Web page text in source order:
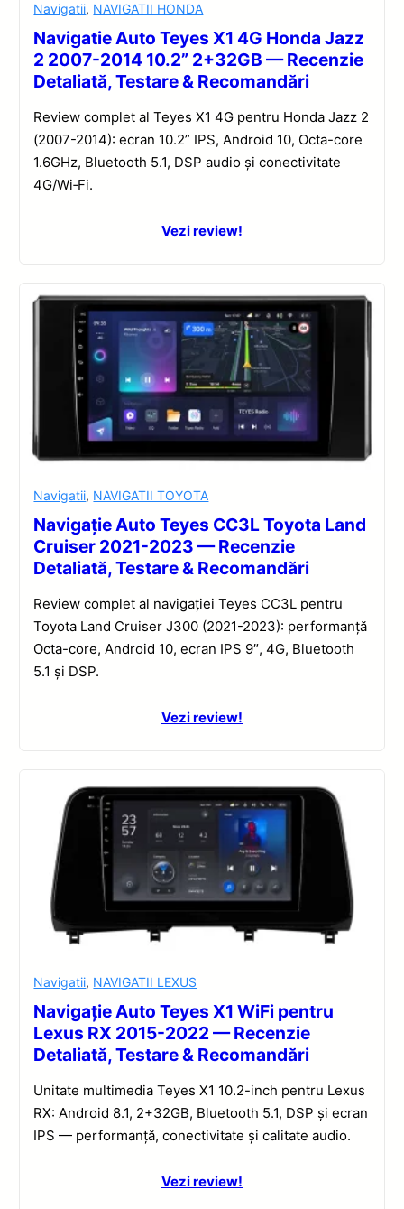
Navigatii, NAVIGATII HONDA
Navigatie Auto Teyes X1 4G Honda Jazz
2 2007-2014 10.2” 2+32GB — Recenzie
Detaliată, Testare & Recomandări
Review complet al Teyes X1 4G pentru Honda Jazz 2
(2007-2014): ecran 10.2” IPS, Android 10, Octa-core
1.6GHz, Bluetooth 5.1, DSP audio și conectivitate
4G/Wi‑Fi.
Vezi review!
Navigatii, NAVIGATII TOYOTA
Navigație Auto Teyes CC3L Toyota Land
Cruiser 2021-2023 — Recenzie
Detaliată, Testare & Recomandări
Review complet al navigației Teyes CC3L pentru
Toyota Land Cruiser J300 (2021-2023): performanță
Octa-core, Android 10, ecran IPS 9″, 4G, Bluetooth
5.1 și DSP.
Vezi review!
Navigatii, NAVIGATII LEXUS
Navigație Auto Teyes X1 WiFi pentru
Lexus RX 2015-2022 — Recenzie
Detaliată, Testare & Recomandări
Unitate multimedia Teyes X1 10.2-inch pentru Lexus
RX: Android 8.1, 2+32GB, Bluetooth 5.1, DSP și ecran
IPS — performanță, conectivitate și calitate audio.
Vezi review!